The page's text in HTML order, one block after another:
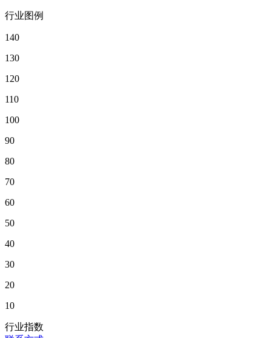
行业图例
140
130
120
110
100
90
80
70
60
50
40
30
20
10
行业指数